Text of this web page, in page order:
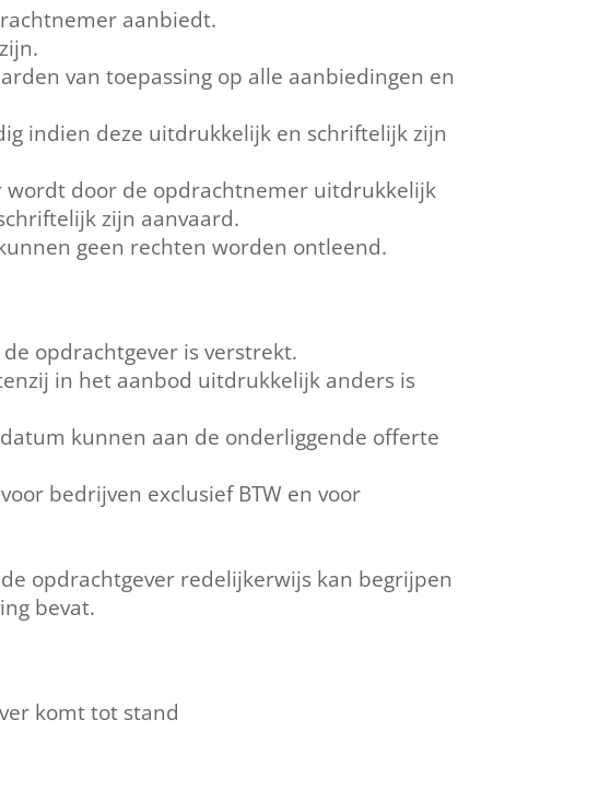
aanbiedt.
van toepassing op alle aanbiedingen en
indien deze uitdrukkelijk en schriftelijk zijn
wordt door de opdrachtnemer uitdrukkelijk
zijn aanvaard.
geen rechten worden ontleend.
opdrachtgever is verstrekt.
in het aanbod uitdrukkelijk anders is
kunnen aan de onderliggende offerte
bedrijven exclusief BTW en voor
opdrachtgever redelijkerwijs kan begrijpen
bevat.
komt tot stand